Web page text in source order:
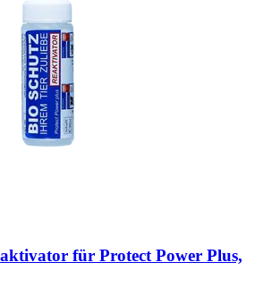
für Protect Power Plus,